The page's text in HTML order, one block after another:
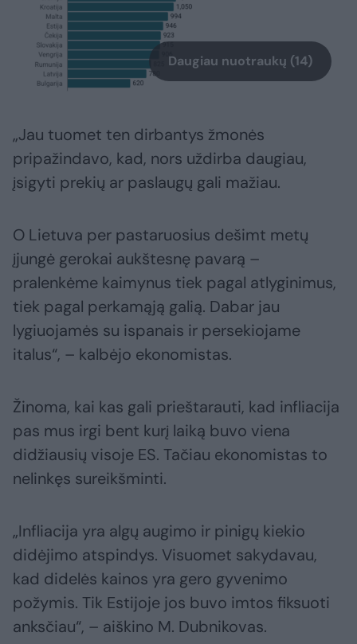
Daugiau nuotraukų (14)
„Jau tuomet ten dirbantys žmonės
pripažindavo, kad, nors uždirba daugiau,
įsigyti prekių ar paslaugų gali mažiau.
O Lietuva per pastaruosius dešimt metų
įjungė gerokai aukštesnę pavarą –
pralenkėme kaimynus tiek pagal atlyginimus,
tiek pagal perkamąją galią. Dabar jau
lygiuojamės su ispanais ir persekiojame
italus“, – kalbėjo ekonomistas.
Žinoma, kai kas gali prieštarauti, kad infliacija
pas mus irgi bent kurį laiką buvo viena
didžiausių visoje ES. Tačiau ekonomistas to
nelinkęs sureikšminti.
„Infliacija yra algų augimo ir pinigų kiekio
didėjimo atspindys. Visuomet sakydavau,
kad didelės kainos yra gero gyvenimo
požymis. Tik Estijoje jos buvo imtos fiksuoti
anksčiau“, – aiškino M. Dubnikovas.